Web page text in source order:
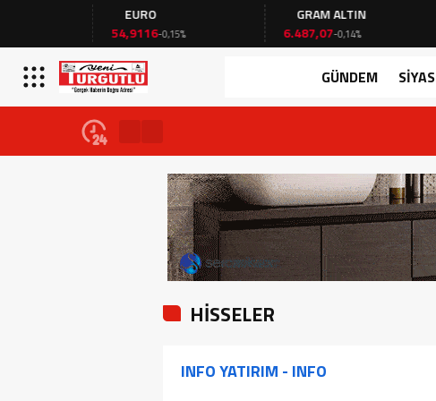
EURO
54,9116-0,15%
GRAM ALTIN
6.487,07-0,14%
GÜNDEM
HİSSELER
INFO YATIRIM - INFO